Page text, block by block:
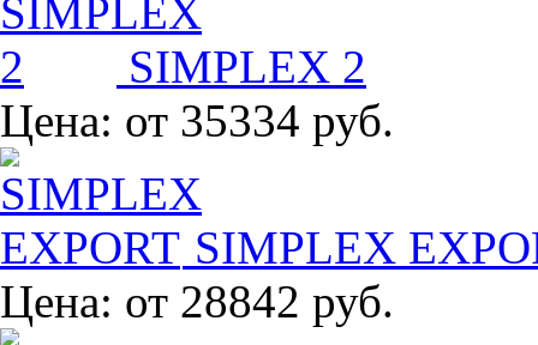
SIMPLEX 2
Цена: от 35334 руб.
SIMPLEX
Цена: от 28842 руб.